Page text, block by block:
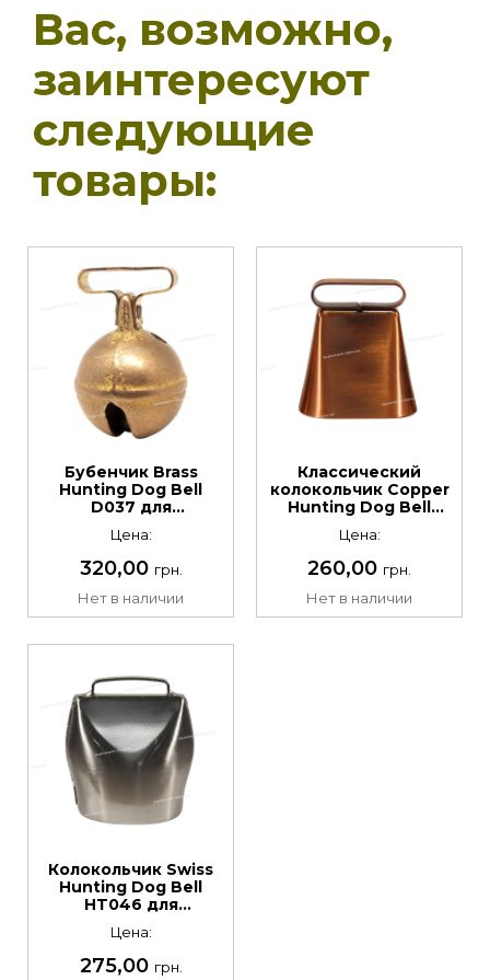
Вас, возможно,
заинтересуют
следующие
товары:
Бубенчик Brass
Hunting Dog Bell
D037 для
латунный, 3,7 см
Цена:
320,00 грн.
Нет в наличии
Классический
колокольчик Copper
Hunting Dog Bell
охотничьих собак
Цена:
260,00 грн.
Нет в наличии
Колокольчик Swiss
Hunting Dog Bell
HT046 для
Цена:
275,00 грн.